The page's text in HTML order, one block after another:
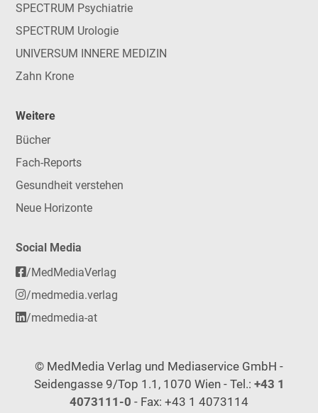
SPECTRUM Psychiatrie
SPECTRUM Urologie
UNIVERSUM INNERE MEDIZIN
Zahn Krone
Weitere
Bücher
Fach-Reports
Gesundheit verstehen
Neue Horizonte
Social Media
/MedMediaVerlag
/medmedia.verlag
/medmedia-at
© MedMedia Verlag und Mediaservice GmbH -
Seidengasse 9/Top 1.1, 1070 Wien - Tel.: +43 1
4073111-0 - Fax: +43 1 4073114